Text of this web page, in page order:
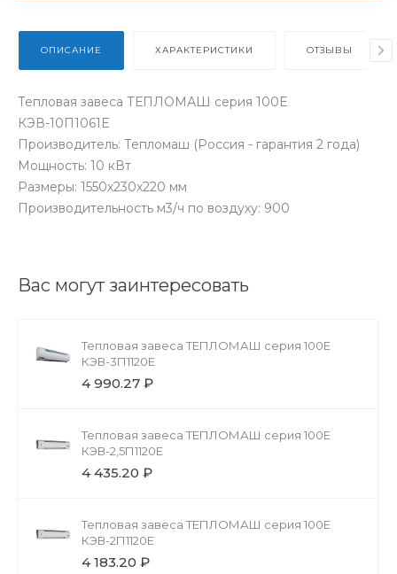
ОПИСАНИЕ ХАРАКТЕРИСТИКИ ОТЗЫВЫ
Тепловая завеса ТЕПЛОМАШ серия 100Е
КЭВ-10П1061Е
Производитель: Тепломаш (Россия - гарантия 2 года)
Мощность: 10 кВт
Размеры: 1550х230х220 мм
Производительность м3/ч по воздуху: 900
Вас могут заинтересовать
Тепловая завеса ТЕПЛОМАШ серия 100Е
КЭВ-3П1120Е
4 990.27 ₽
Тепловая завеса ТЕПЛОМАШ серия 100Е
КЭВ-2,5П1120Е
4 435.20 ₽
Тепловая завеса ТЕПЛОМАШ серия 100Е
КЭВ-2П1120Е
4 183.20 ₽